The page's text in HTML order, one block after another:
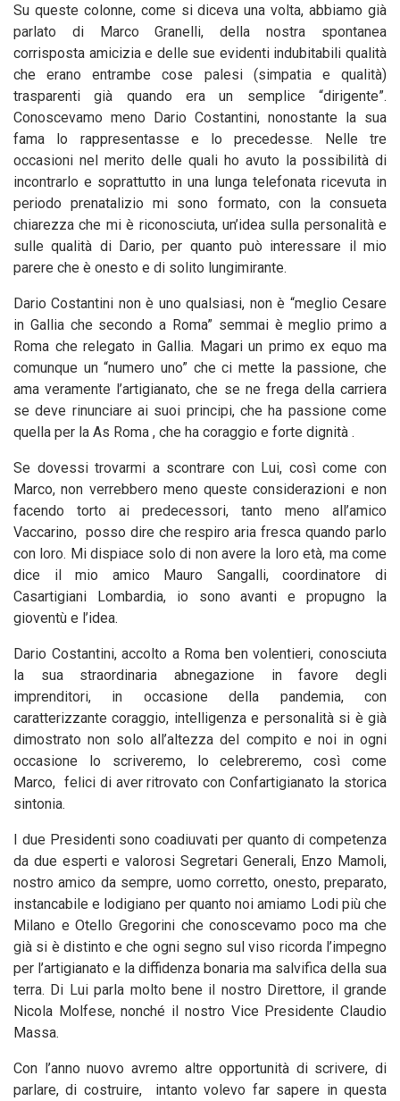
Su queste colonne, come si diceva una volta, abbiamo già
parlato di Marco Granelli, della nostra spontanea
corrisposta amicizia e delle sue evidenti indubitabili qualità
che erano entrambe cose palesi (simpatia e qualità)
trasparenti già quando era un semplice “dirigente”.
Conoscevamo meno Dario Costantini, nonostante la sua
fama lo rappresentasse e lo precedesse. Nelle tre
occasioni nel merito delle quali ho avuto la possibilità di
incontrarlo e soprattutto in una lunga telefonata ricevuta in
periodo prenatalizio mi sono formato, con la consueta
chiarezza che mi è riconosciuta, un’idea sulla personalità e
sulle qualità di Dario, per quanto può interessare il mio
parere che è onesto e di solito lungimirante.
Dario Costantini non è uno qualsiasi, non è “meglio Cesare
in Gallia che secondo a Roma” semmai è meglio primo a
Roma che relegato in Gallia. Magari un primo ex equo ma
comunque un “numero uno” che ci mette la passione, che
ama veramente l’artigianato, che se ne frega della carriera
se deve rinunciare ai suoi principi, che ha passione come
quella per la As Roma , che ha coraggio e forte dignità .
Se dovessi trovarmi a scontrare con Lui, così come con
Marco, non verrebbero meno queste considerazioni e non
facendo torto ai predecessori, tanto meno all’amico
Vaccarino, posso dire che respiro aria fresca quando parlo
con loro. Mi dispiace solo di non avere la loro età, ma come
dice il mio amico Mauro Sangalli, coordinatore di
Casartigiani Lombardia, io sono avanti e propugno la
gioventù e l’idea.
Dario Costantini, accolto a Roma ben volentieri, conosciuta
la sua straordinaria abnegazione in favore degli
imprenditori, in occasione della pandemia, con
caratterizzante coraggio, intelligenza e personalità si è già
dimostrato non solo all’altezza del compito e noi in ogni
occasione lo scriveremo, lo celebreremo, così come
Marco, felici di aver ritrovato con Confartigianato la storica
sintonia.
I due Presidenti sono coadiuvati per quanto di competenza
da due esperti e valorosi Segretari Generali, Enzo Mamoli,
nostro amico da sempre, uomo corretto, onesto, preparato,
instancabile e lodigiano per quanto noi amiamo Lodi più che
Milano e Otello Gregorini che conoscevamo poco ma che
già si è distinto e che ogni segno sul viso ricorda l’impegno
per l’artigianato e la diffidenza bonaria ma salvifica della sua
terra. Di Lui parla molto bene il nostro Direttore, il grande
Nicola Molfese, nonché il nostro Vice Presidente Claudio
Massa.
Con l’anno nuovo avremo altre opportunità di scrivere, di
parlare, di costruire, intanto volevo far sapere in questa